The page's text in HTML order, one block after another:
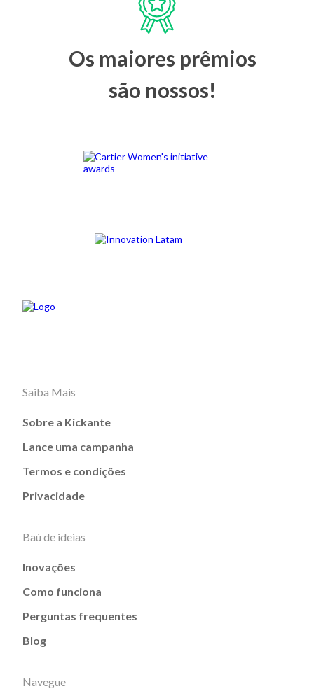
Os maiores prêmios
são nossos!
Saiba Mais
Sobre a Kickante
Lance uma campanha
Termos e condições
Privacidade
Baú de ideias
Inovações
Como funciona
Perguntas frequentes
Blog
Navegue